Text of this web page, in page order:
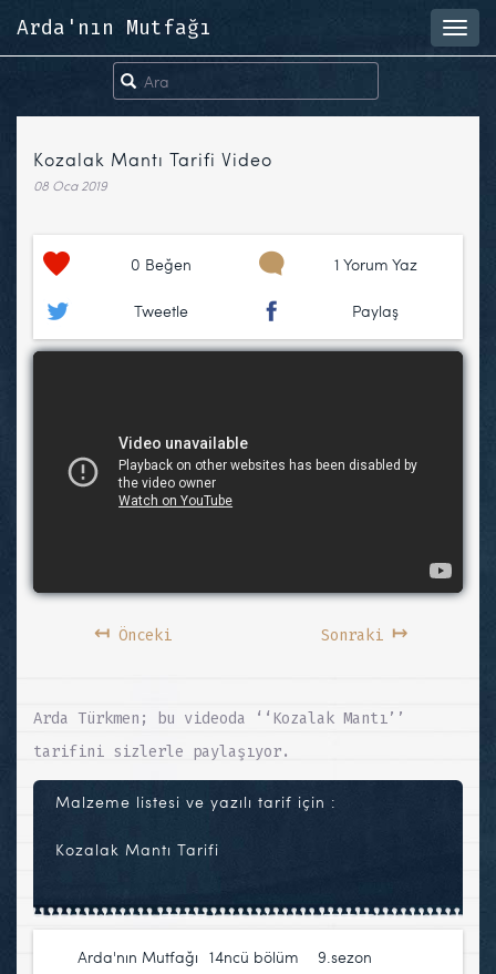
Arda'nın Mutfağı
Kozalak Mantı Tarifi Video
08 Oca 2019
0 Beğen 1 Yorum Yaz
Tweetle Paylaş
↤Önceki Sonraki ↦
Arda Türkmen; bu videoda ‘‘Kozalak Mantı’’
tarifini sizlerle paylaşıyor.
Malzeme listesi ve yazılı tarif için :
Kozalak Mantı Tarifi
Arda'nın Mutfağı 14ncü bölüm 9.sezon